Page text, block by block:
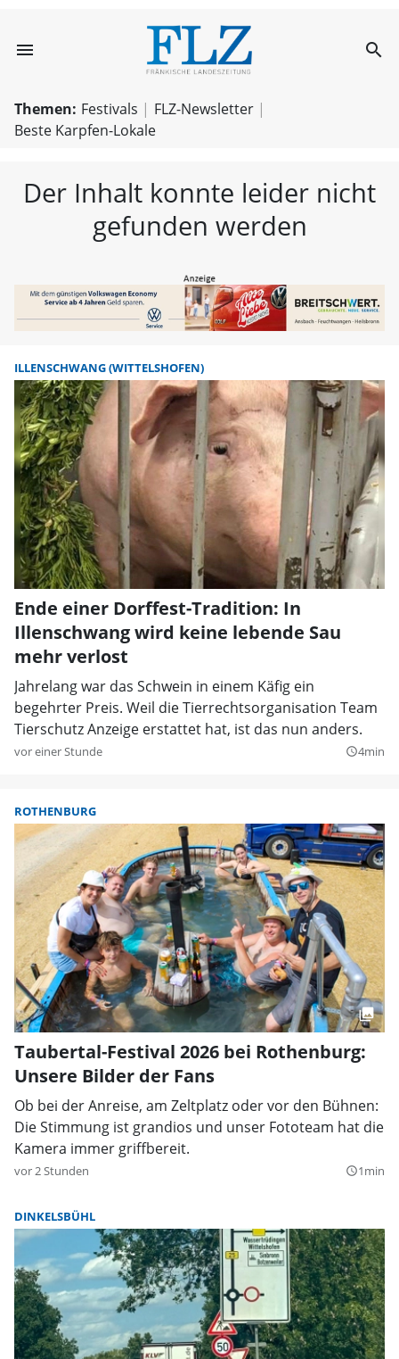
menu FLZ – search
Themen: Festivals
FLZ-Newsletter
Beste Karpfen-Lokale
Der Inhalt konnte leider nicht
gefunden werden
ILLENSCHWANG (WITTELSHOFEN)
Ende einer Dorffest-Tradition: In
Illenschwang wird keine lebende Sau
mehr verlost
Jahrelang war das Schwein in einem Käfig ein
begehrter Preis. Weil die Tierrechtsorganisation Team
Tierschutz Anzeige erstattet hat, ist das nun anders.
vor einer Stunde query_builder4min
ROTHENBURG
Taubertal-Festival 2026 bei Rothenburg:
Unsere Bilder der Fans
Ob bei der Anreise, am Zeltplatz oder vor den Bühnen:
Die Stimmung ist grandios und unser Fototeam hat die
Kamera immer griffbereit.
vor 2 Stunden query_builder1min
DINKELSBÜHL